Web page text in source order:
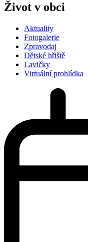
Život v obci
Aktuality
Fotogalerie
Zpravodaj
Dětské hřiště
Lavičky
Virtuální prohlídka